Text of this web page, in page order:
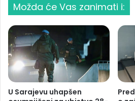
Možda će Vas zanimati i:
U Sarajevu uhapšen